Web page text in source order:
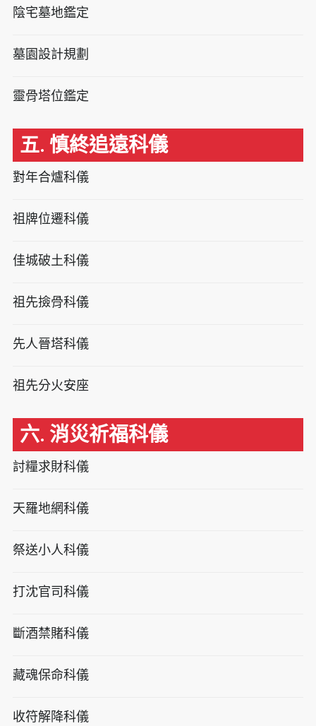
陰宅墓地鑑定
墓園設計規劃
靈骨塔位鑑定
五. 慎終追遠科儀
對年合爐科儀
祖牌位遷科儀
佳城破土科儀
祖先撿骨科儀
先人晉塔科儀
祖先分火安座
六. 消災祈福科儀
討糧求財科儀
天羅地網科儀
祭送小人科儀
打沈官司科儀
斷酒禁賭科儀
藏魂保命科儀
收符解降科儀